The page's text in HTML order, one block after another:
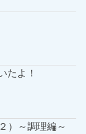
たよ！
）～調理編～